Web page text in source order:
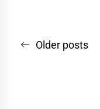
Navegação
Older posts